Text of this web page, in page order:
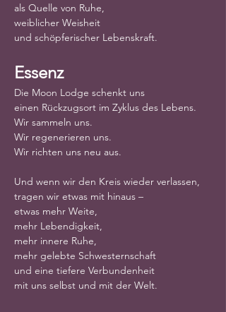
als Quelle von Ruhe,
weiblicher Weisheit
und schöpferischer Lebenskraft.
Essenz
Die Moon Lodge schenkt uns
einen Rückzugsort im Zyklus des Lebens.
Wir sammeln uns.
Wir regenerieren uns.
Wir richten uns neu aus.
Und wenn wir den Kreis wieder verlassen,
tragen wir etwas mit hinaus –
etwas mehr Weite,
mehr Lebendigkeit,
mehr innere Ruhe,
mehr gelebte Schwesternschaft
und eine tiefere Verbundenheit
mit uns selbst und mit der Welt.